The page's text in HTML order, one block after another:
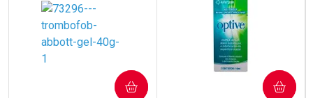
COMPRAR COMPRAR